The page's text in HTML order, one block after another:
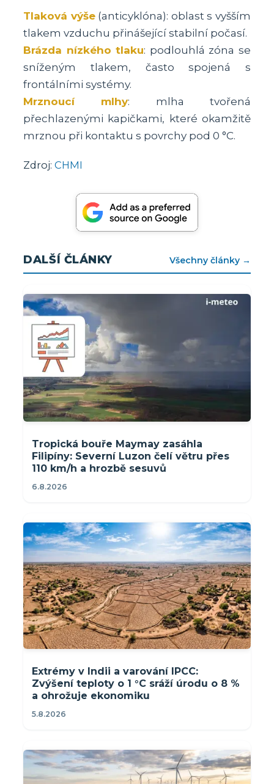
Tlaková výše(anticyklóna): oblast s vyšším
tlakem vzduchu přinášející stabilní počasí.
Brázda nízkého tlaku: podlouhlá zóna se
sníženým tlakem, často spojená s
frontálními systémy.
Mrznoucí mlhy: mlha tvořená
přechlazenými kapičkami, které okamžitě
mrznou při kontaktu s povrchy pod 0 °C.
Zdroj:CHMI
DALŠÍ ČLÁNKY Všechny články →
Tropická bouře Maymay zasáhla
Filipíny: Severní Luzon čelí větru přes
110 km/h a hrozbě sesuvů
6.8.2026
Extrémy v Indii a varování IPCC:
Zvýšení teploty o 1 °C sráží úrodu o 8 %
a ohrožuje ekonomiku
5.8.2026